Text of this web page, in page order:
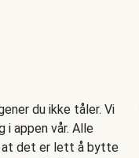
du ikke tåler. Vi
i appen vår. Alle
at det er lett å bytte